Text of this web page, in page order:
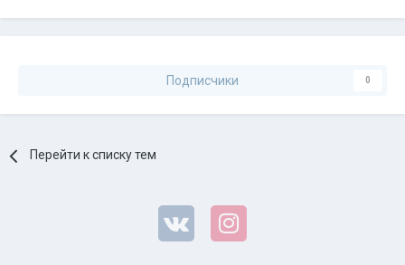
Подписчики 0
Перейти к списку тем